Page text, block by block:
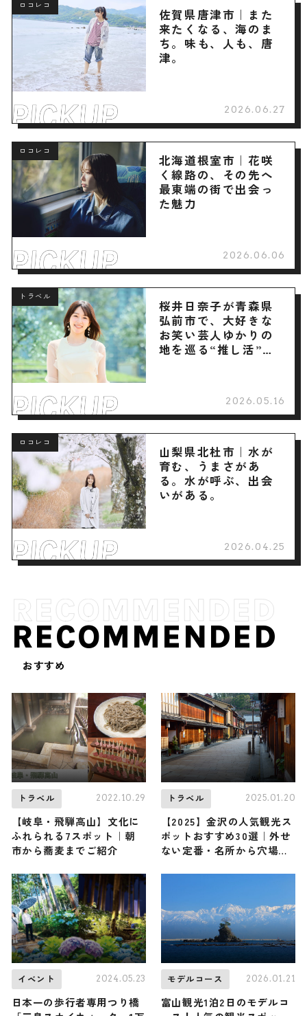
ロコレコ
佐賀県唐津市｜また
来たくなる、海のま
ち。味も、人も、唐
津。
2026.06.27
ロコレコ
北海道根室市｜花咲
く線路の、その先へ
最東端の街で出会っ
た魅力
2026.06.06
トラベル
桜井日奈子が青森県
弘前市で、大好きな
お笑い芸人ゆかりの
地を巡る“推し活”旅
2026.05.16
ロコレコ
山梨県北杜市｜水が
育む、うまさがあ
る。水が呼ぶ、出会
いがある。
2026.04.25
RECOMMENDED
おすすめ
トラベル 2022.10.29
【岐阜・飛騨高山】文化に
ふれられる7スポット｜朝
市から蕎麦までご紹介
トラベル 2025.01.20
【2025】金沢の人気観光ス
ポットおすすめ30選｜外せ
ない定番・名所から穴場ま
イベント 2024.05.23
日本一の歩行者専用つり橋
モデルコース 2026.01.21
富山観光1泊2日のモデルコ